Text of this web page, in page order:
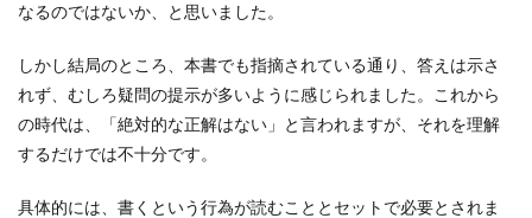
なるのではないか、と思いました。
しかし結局のところ、本書でも指摘されている通り、答えは示さ
れず、むしろ疑問の提示が多いように感じられました。これから
の時代は、「絶対的な正解はない」と言われますが、それを理解
するだけでは不十分です。
具体的には、書くという行為が読むこととセットで必要とされま